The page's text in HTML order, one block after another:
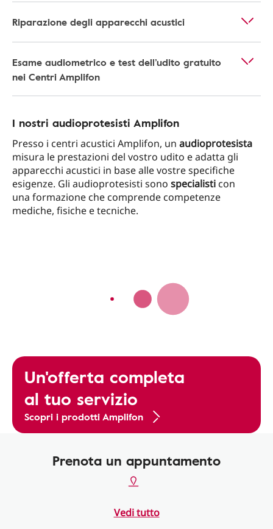
Riparazione degli apparecchi acustici
Esame audiometrico e test dell’udito gratuito
nei Centri Amplifon
I nostri audioprotesisti Amplifon
Presso i centri acustici Amplifon, un audioprotesista
misura le prestazioni del vostro udito e adatta gli
apparecchi acustici in base alle vostre specifiche
esigenze. Gli audioprotesisti sono specialisti con
una formazione che comprende competenze
mediche, fisiche e tecniche.
Un'offerta completa
al tuo servizio
Scopri i prodotti Amplifon
Prenota un appuntamento
Vedi tutto